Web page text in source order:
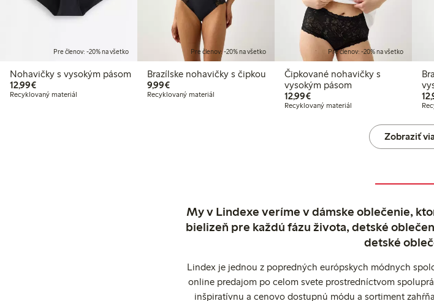
Pre členov: -20% na všetko
Nohavičky s vysokým pásom
12,99€12,99 €
Recyklovaný materiál
Pre členov: -20% na všetko
Brazílske nohavičky s čipkou
9,99€9,99 €
Recyklovaný materiál
Pre členov: -20% na všetko
Čipkované nohavičky s
vysokým pásom
12,99€12,99 €
Recyklovaný materiál
Zobraziť
My v Lindexe veríme v dámske oblečenie,
bielizeň pre každú fázu života, detské
detské
Lindex je jednou z popredných európskych módnych
online predajom po celom svete prostredníctvom
inšpiratívnu a cenovo dostupnú módu a sortiment